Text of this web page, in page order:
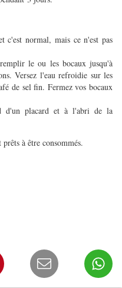
c'est normal, mais ce n'est pas
le ou les bocaux jusqu'à
Versez l'eau refroidie sur les
de sel fin. Fermez vos bocaux
d'un placard et à l'abri de la
à être consommés.